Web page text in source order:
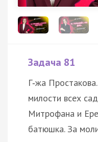
Задача 81
Г‑жа
милости всех
Митрофана и
батюшка. За